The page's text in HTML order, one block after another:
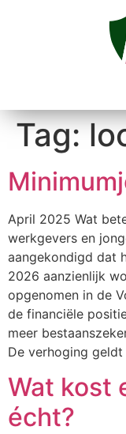
Tag:
April 2025 Wat
werkgevers en
aangekondigd dat
2026 aanzienlijk
opgenomen in de
de financiële
meer
De verhoging
Wat kost
écht?